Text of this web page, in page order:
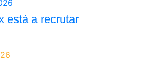
está a recrutar